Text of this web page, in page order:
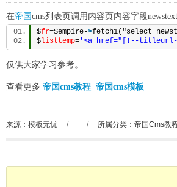
在帝国 cms列表页调用内容页内容字段newstext
$fr=$empire->fetch1("select
$listtemp= '<a href="[!--titleurl--
仅供大家学习参考。
查看更多 帝国cms教程 帝国cms模板
来源：模板无忧 / / 所属分类： 帝国Cms教